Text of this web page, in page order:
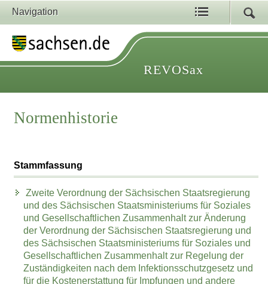
Navigation
REVOSax
Normenhistorie
Stammfassung
Zweite Verordnung der Sächsischen Staatsregierung
und des Sächsischen Staatsministeriums für Soziales
und Gesellschaftlichen Zusammenhalt zur Änderung
der Verordnung der Sächsischen Staatsregierung und
des Sächsischen Staatsministeriums für Soziales und
Gesellschaftlichen Zusammenhalt zur Regelung der
Zuständigkeiten nach dem Infektionsschutzgesetz und
für die Kostenerstattung für Impfungen und andere